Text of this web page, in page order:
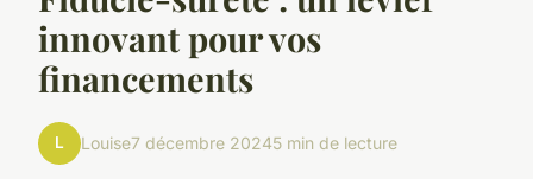
innovant pour vos
financements
L Louise7 décembre 20245 min de lecture